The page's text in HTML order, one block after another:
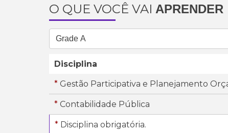
O QUE VOCÊ VAI APRENDER
Disciplina
* Gestão Participativa e Planejamento
* Contabilidade Pública
* Disciplina obrigatória.